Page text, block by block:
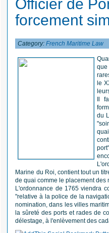
Officier de
forcement
Category:French Maritime Law
que
le
Il
du
Marine du Roi, contient tout un
de quai comme le placement
L'ordonnance de 1765 viendra
"relative à la police de la
nomination, dans les villes
la sûreté des ports et rades de
délestage, à l'enlèvement des